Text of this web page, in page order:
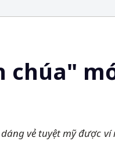
vẻ tuyệt mỹ được